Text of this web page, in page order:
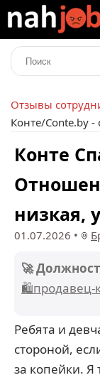
Отзывы
Конте/Conte.by -
Конте
низкая,
01.07.2026 •
🚀
🛍️продавец-
Ребята и
стороной,
за копейки. Я